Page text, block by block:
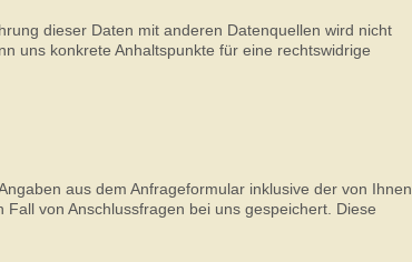
dieser Daten mit anderen Datenquellen wird nicht
uns konkrete Anhaltspunkte für eine rechtswidrige
aus dem Anfrageformular inklusive der von Ihnen
von Anschlussfragen bei uns gespeichert. Diese